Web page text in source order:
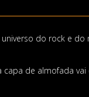
do rock e
de almofada vai